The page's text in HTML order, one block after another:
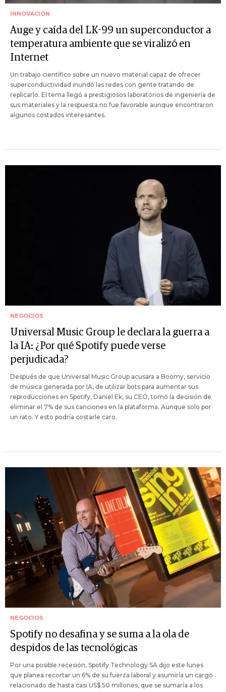
INNOVACIÓN
Auge y caída del LK-99 un superconductor a
temperatura ambiente que se viralizó en
Internet
Un trabajo científico sobre un nuevo material capaz de ofrecer
superconductividad inundó las redes con gente tratando de
replicarlo. El tema llegó a prestigiosos laboratorios de ingeniería de
sus materiales y la respuesta no fue favorable aunque encontraron
algunos costados interesantes.
NEGOCIOS
Universal Music Group le declara la guerra a
la IA: ¿Por qué Spotify puede verse
perjudicada?
Después de que Universal Music Group acusara a Boomy, servicio
de música generada por IA, de utilizar bots para aumentar sus
reproducciones en Spotify, Daniel Ek, su CEÓ, tomó la decisión de
eliminar el 7% de sus canciones en la plataforma. Aunque solo por
un rato. Y esto podría costarle caro.
NEGOCIOS
Spotify no desafina y se suma a la ola de
despidos de las tecnológicas
Por una posible recesión, Spotify Technology SA dijo este lunes
que planea recortar un 6% de su fuerza laboral y asumiría un cargo
relacionado de hasta casi US$ 50 millones, que se sumaría a los